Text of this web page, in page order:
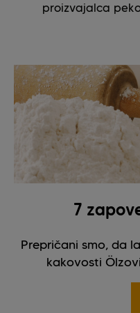
proizvajalca
7
Prepričani smo, da
kakovosti